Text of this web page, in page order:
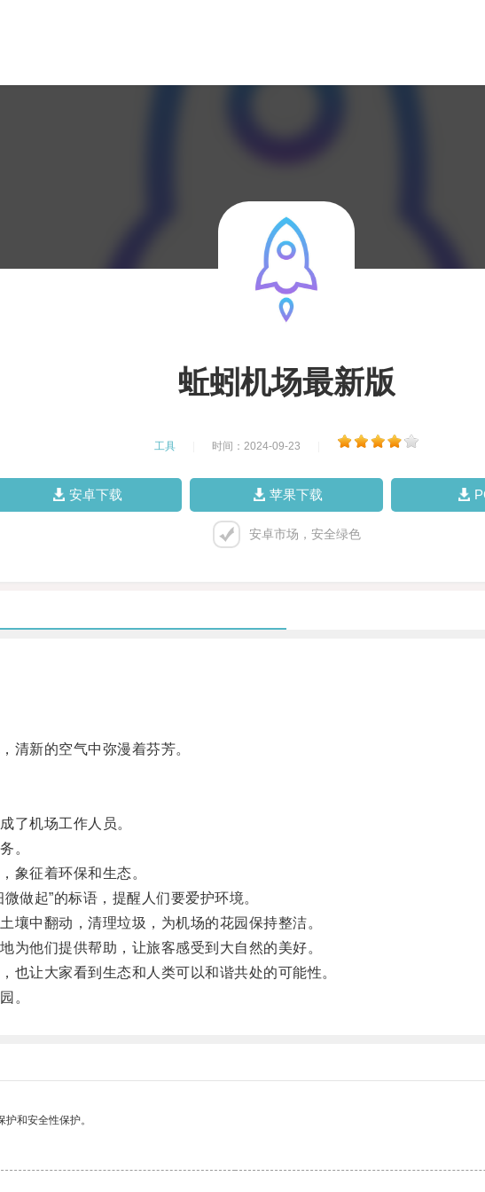
蚯蚓机场最新版
工具 时间：2024-09-23
安卓下载 苹果下载
安卓市场，安全绿色
新的空气中弥漫着芬芳。
机场工作人员。
。
征着环保和生态。
起”的标语，提醒人们要爱护环境。
中翻动，清理垃圾，为机场的花园保持整洁。
他们提供帮助，让旅客感受到大自然的美好。
让大家看到生态和人类可以和谐共处的可能性。
。
和安全性保护。